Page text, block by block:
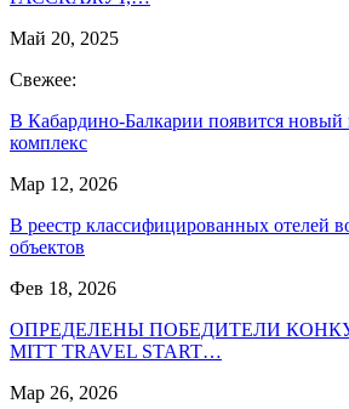
Май 20, 2025
Свежее:
В Кабардино-Балкарии появится
комплекс
Мар 12, 2026
В реестр классифицированных отелей
объектов
Фев 18, 2026
ОПРЕДЕЛЕНЫ ПОБЕДИТЕЛИ
MITT TRAVEL START…
Мар 26, 2026